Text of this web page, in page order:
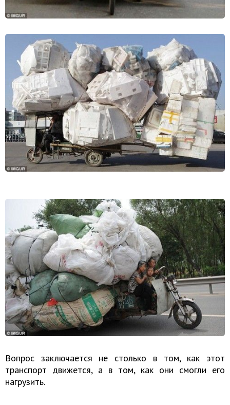
Вопрос заключается не столько в том, как этот
транспорт движется, а в том, как они смогли его
нагрузить.